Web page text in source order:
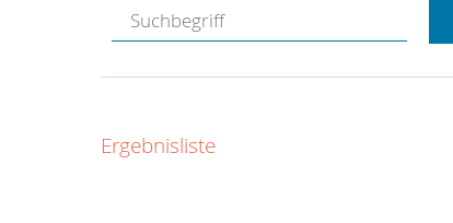
gerne.
Ergebnisliste